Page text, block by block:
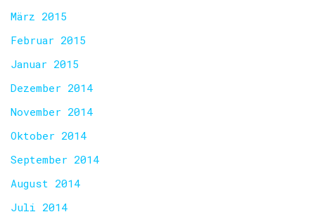
März 2015
Februar 2015
Januar 2015
Dezember 2014
November 2014
Oktober 2014
September 2014
August 2014
Juli 2014